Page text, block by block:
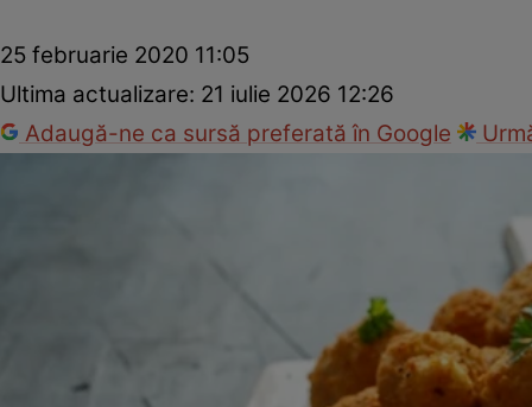
25 februarie 2020 11:05
Ultima actualizare: 21 iulie 2026 12:26
Adaugă-ne ca sursă preferată în Google